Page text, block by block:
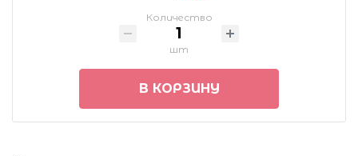
Количество
шт
В КОРЗИНУ